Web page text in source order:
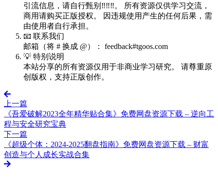
引流信息，请自行甄别‼️‼️‼️。 所有资源仅供学习交流，
商用请购买正版授权。 因违规使用产生的任何后果，需
由使用者自行承担。
📧 联系我们
邮箱（将 # 换成 @）： feedback#tgoos.com
💡 特别说明
本站分享的所有资源仅用于非商业学习研究。 请尊重原
创版权，支持正版创作。
上一篇
《吾爱破解2023全年精华贴合集》免费网盘资源下载 – 逆向工
程与安全研究宝典
下一篇
《超级个体：2024-2025翻盘指南》免费网盘资源下载 – 财富
创造与个人成长实战合集